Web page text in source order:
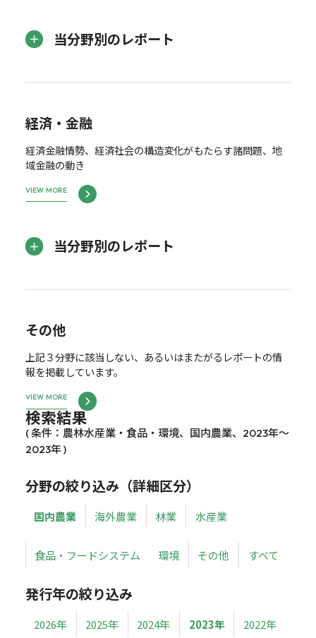
当分野別のレポート
経済・金融
経済金融情勢、経済社会の構造変化がもたらす諸問題、地
域金融の動き
VIEW MORE
当分野別のレポート
その他
上記３分野に該当しない、あるいはまたがるレポートの情
報を掲載しています。
VIEW MORE
検索結果
( 条件：農林水産業・食品・環境、国内農業、2023年～
2023年 )
分野の絞り込み（詳細区分）
国内農業 海外農業 林業 水産業
食品・フードシステム 環境 その他 すべて
発行年の絞り込み
2026年 2025年 2024年 2023年 2022年